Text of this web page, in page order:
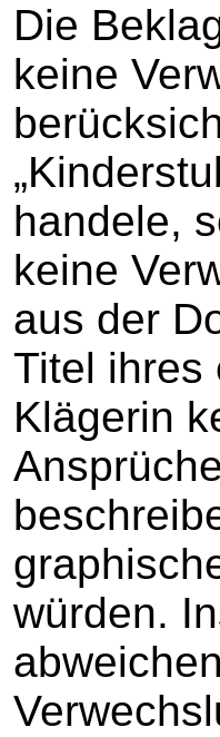
Die
keine
handele,
keine
aus der
Titel ihres
Klägerin
würden.